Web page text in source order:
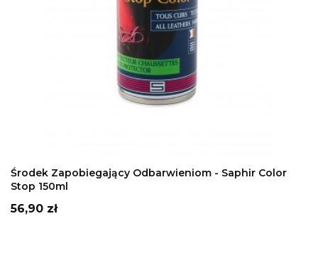
Środek Zapobiegający Odbarwieniom - Saphir Color
Stop 150ml
Cena
56,90 zł